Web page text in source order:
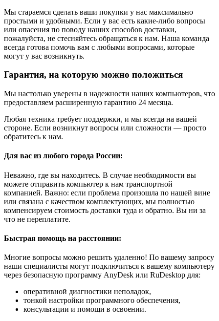
Мы стараемся сделать ваши покупки у нас максимально
простыми и удобными. Если у вас есть какие-либо вопросы
или опасения по поводу наших способов доставки,
пожалуйста, не стесняйтесь обращаться к нам. Наша команда
всегда готова помочь вам с любыми вопросами, которые
могут у вас возникнуть.
Гарантия, на которую можно положиться
Мы настолько уверены в надежности наших компьютеров, что
предоставляем расширенную гарантию 24 месяца.
Любая техника требует поддержки, и мы всегда на вашей
стороне. Если возникнут вопросы или сложности — просто
обратитесь к нам.
Для вас из любого города России:
Неважно, где вы находитесь. В случае необходимости вы
можете отправить компьютер к нам транспортной
компанией. Важно: если проблема произошла по нашей вине
или связана с качеством комплектующих, мы полностью
компенсируем стоимость доставки туда и обратно. Вы ни за
что не переплатите.
Быстрая помощь на расстоянии:
Многие вопросы можно решить удаленно! По вашему запросу
наши специалисты могут подключиться к вашему компьютеру
через безопасную программу AnyDesk или RuDesktop для:
оперативной диагностики неполадок,
тонкой настройки программного обеспечения,
консультации и помощи в освоении.